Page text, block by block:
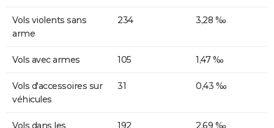
Vols violents sans
arme
234 3,28 ‰
Vols avec armes 105 1,47 ‰
Vols d'accessoires sur
véhicules
31 0,43 ‰
Vols dans les
192 2,69 ‰